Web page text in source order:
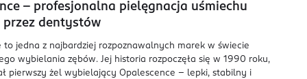
– profesjonalna pielęgnacja uśmiechu
przez dentystów
to jedna z najbardziej rozpoznawalnych marek w świecie
wybielania zębów. Jej historia rozpoczęła się w 1990 roku,
pierwszy żel wybielający Opalescence – lepki, stabilny i